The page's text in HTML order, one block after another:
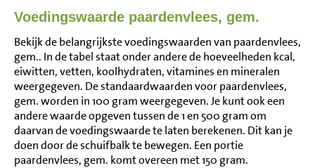
Voedingswaarde paardenvlees, gem.
Bekijk de belangrijkste voedingswaarden van paardenvlees,
gem.. In de tabel staat onder andere de hoeveelheden kcal,
eiwitten, vetten, koolhydraten, vitamines en mineralen
weergegeven. De standaardwaarden voor paardenvlees,
gem. worden in 100 gram weergegeven. Je kunt ook een
andere waarde opgeven tussen de 1 en 500 gram om
daarvan de voedingswaarde te laten berekenen. Dit kan je
doen door de schuifbalk te bewegen. Een portie
paardenvlees, gem. komt overeen met 150 gram.